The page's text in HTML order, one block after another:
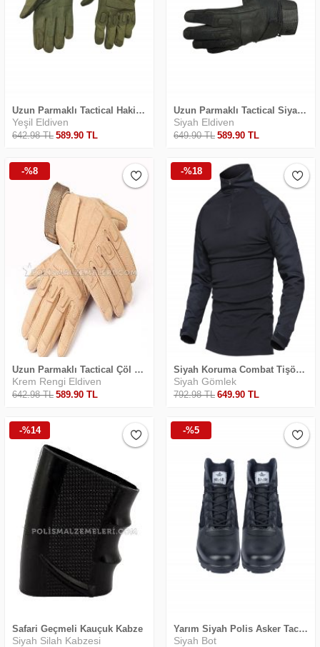
Uzun Parmaklı Tactical Haki Renkli Eldiven
Yeşil Eldiven
642.98TL 589.90 TL
Uzun Parmaklı Tactical Siyah Renkli Eldiven
Siyah Eldiven
649.90TL 589.90 TL
-%8
Uzun Parmaklı Tactical Çöl Renkli Eldiven
Krem Rengi Eldiven
642.98TL 589.90 TL
-%18
Siyah Koruma Combat Tişört 2
Siyah Gömlek
792.98TL 649.90 TL
-%14
Safari Geçmeli Kauçuk Kabze
Siyah Silah Kabzesi
-%5
Yarım Siyah Polis Asker Tactical Bot 1
Siyah Bot